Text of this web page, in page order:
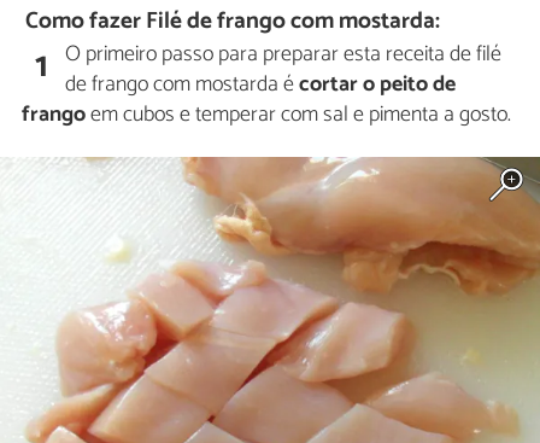
Como fazer Filé de frango com mostarda:
1 O primeiro passo para preparar esta receita de filé
de frango com mostarda écortar o peito de
frangoem cubos e temperar com sal e pimenta a gosto.